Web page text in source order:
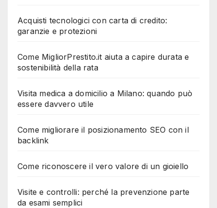
Acquisti tecnologici con carta di credito:
garanzie e protezioni
Come MigliorPrestito.it aiuta a capire durata e
sostenibilità della rata
Visita medica a domicilio a Milano: quando può
essere davvero utile
Come migliorare il posizionamento SEO con il
backlink
Come riconoscere il vero valore di un gioiello
Visite e controlli: perché la prevenzione parte
da esami semplici